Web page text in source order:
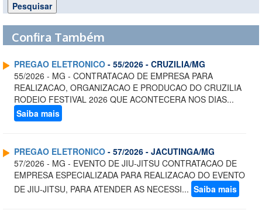
Confira Também
PREGAO ELETRONICO - 55/2026 - CRUZILIA/MG
55/2026 - MG - CONTRATACAO DE EMPRESA PARA
REALIZACAO, ORGANIZACAO E PRODUCAO DO CRUZILIA
RODEIO FESTIVAL 2026 QUE ACONTECERA NOS DIAS...
Saiba mais
PREGAO ELETRONICO - 57/2026 - JACUTINGA/MG
57/2026 - MG - EVENTO DE JIU-JITSU CONTRATACAO DE
EMPRESA ESPECIALIZADA PARA REALIZACAO DO EVENTO
DE JIU-JITSU, PARA ATENDER AS NECESSI... Saiba mais